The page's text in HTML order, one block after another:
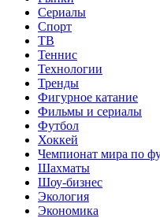
Сериалы
Спорт
ТВ
Теннис
Технологии
Тренды
Фигурное катание
Фильмы и сериалы
Футбол
Хоккей
Чемпионат мира по
Шахматы
Шоу-бизнес
Экология
Экономика